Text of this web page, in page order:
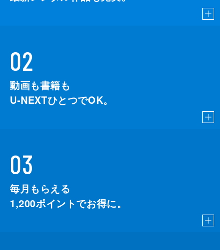
02
動画も書籍も
U-NEXTひとつでOK。
03
毎月もらえる
1,200ポイントでお得に。